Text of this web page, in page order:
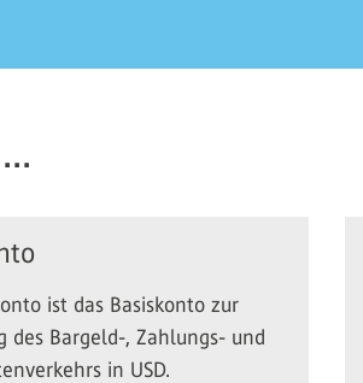
ist das Basiskonto zur
des Bargeld-, Zahlungs- und
in USD.